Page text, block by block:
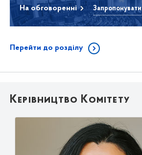
На обговоренні Запропонувати
Перейти до розділу
Керівництво Комітету